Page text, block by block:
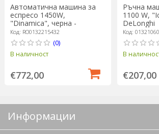
Автоматична машина за
еспресо 1450W,
"Dinamica", черна -
DeLonghi
Код: RO0132215432
(0)
В наличност
€772,00
Ръчна
1100 W,
DeLonghi
Код:
В
€207,00
Информации